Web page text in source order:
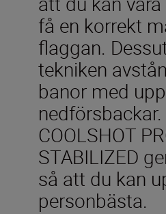
få en korrekt
flaggan.
tekniken
banor med
nedförsbackar.
COOLSHOT
STABILIZED
så att du kan
personbästa.